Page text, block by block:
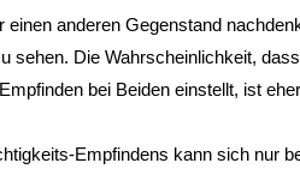
anderen Gegenstand
sehen. Die Wahrscheinlichkeit,
bei Beiden einstellt, ist
Empfindens kann sich nur